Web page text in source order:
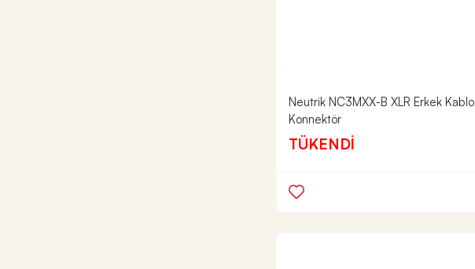
Neutrik NC3MXX-B XLR Erkek Kablo
Konnektör
TÜKENDİ